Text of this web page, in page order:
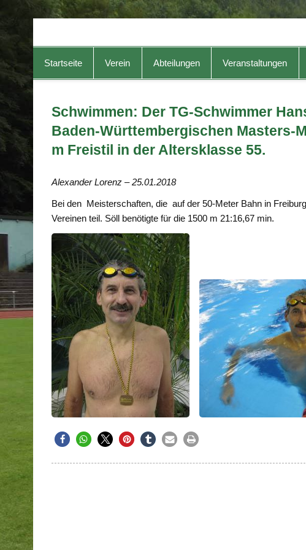
Startseite Verein Abteilungen Veranstaltungen
Schwimmen: Der TG-Schwimmer
Baden-Württembergischen Masters-
m Freistil in der Altersklasse 55.
Alexander Lorenz – 25.01.2018
Bei den Meisterschaften, die auf der 50-Meter Bahn in
Vereinen teil. Söll benötigte für die 1500 m 21:16,67 min.